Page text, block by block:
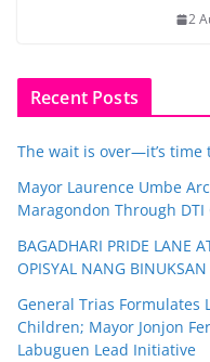
2
Recent Posts
The wait is over—it’s time
Mayor Laurence Umbe
Maragondon Through
BAGADHARI PRIDE LANE
OPISYAL NANG
General Trias Formulates
Children; Mayor Jonjon
Labuguen Lead Initiative